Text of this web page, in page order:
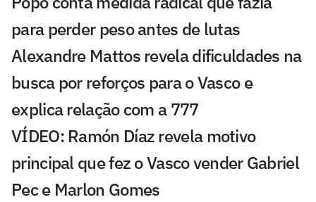
para perder peso antes de lutas
Alexandre Mattos revela dificuldades na
busca por reforços para o Vasco e
explica relação com a 777
VÍDEO: Ramón Díaz revela motivo
principal que fez o Vasco vender Gabriel
Pec e Marlon Gomes